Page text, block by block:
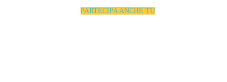
PARTECIPA ANCHE TU